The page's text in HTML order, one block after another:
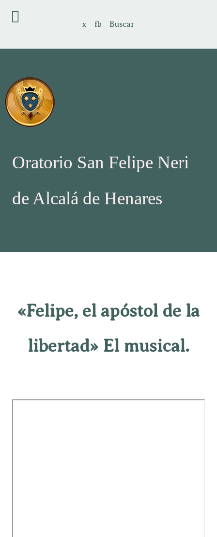
x fb Buscar
Oratorio San Felipe Neri
de Alcalá de Henares
«Felipe, el apóstol de la
libertad» El musical.